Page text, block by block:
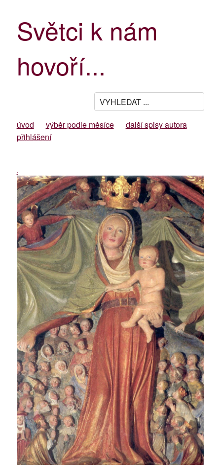
Světci k nám
hovoří...
úvod výběr podle měsíce
další spisy autora
přihlášení
-